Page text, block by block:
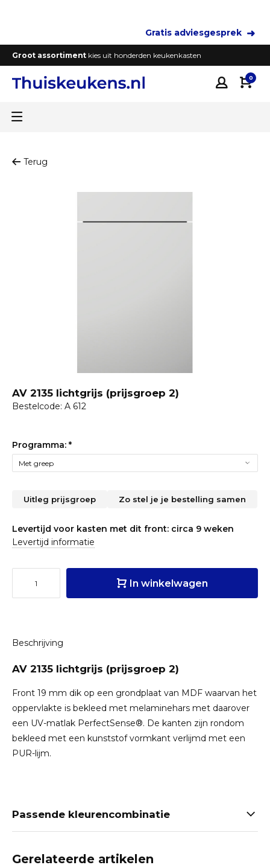
Gratis adviesgesprek
Groot assortiment kies uit honderden keukenkasten
0
Terug
AV 2135 lichtgrijs (prijsgroep 2)
Bestelcode: A 612
Programma: *
Uitleg prijsgroep Zo stel je je bestelling samen
Levertijd voor kasten met dit front: circa 9 weken
Levertijd informatie
In winkelwagen
Beschrijving
AV 2135 lichtgrijs (prijsgroep 2)
Front 19 mm dik op een grondplaat van MDF waarvan het
oppervlakte is bekleed met melaminehars met daarover
een UV-matlak PerfectSense®. De kanten zijn rondom
bekleed met een kunststof vormkant verlijmd met een
PUR-lijm.
Passende kleurencombinatie
Gerelateerde artikelen